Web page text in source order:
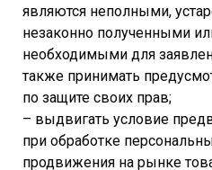
являются неполными,
незаконно полученными
необходимыми для
также принимать
по защите своих прав;
– выдвигать условие
при обработке
продвижения на рынке